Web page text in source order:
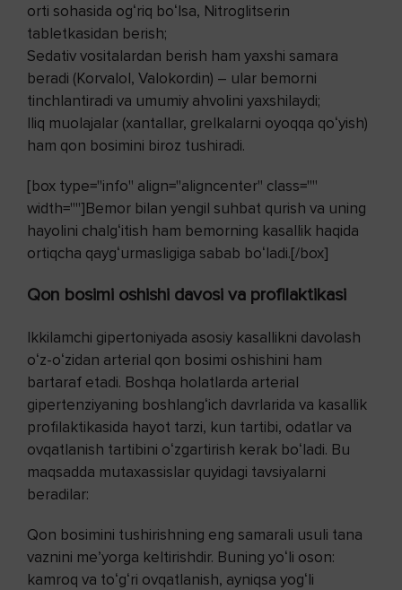
orti sohasida ogʻriq boʻlsa, Nitroglitserin
tabletkasidan berish;
Sedativ vositalardan berish ham yaxshi samara
beradi (Korvalol, Valokordin) – ular bemorni
tinchlantiradi va umumiy ahvolini yaxshilaydi;
Iliq muolajalar (xantallar, grelkalarni oyoqqa qoʻyish)
ham qon bosimini biroz tushiradi.
[box type="info" align="aligncenter" class=""
width=""]Bemor bilan yengil suhbat qurish va uning
hayolini chalgʻitish ham bemorning kasallik haqida
ortiqcha qaygʻurmasligiga sabab boʻladi.[/box]
Qon bosimi oshishi davosi va profilaktikasi
Ikkilamchi gipertoniyada asosiy kasallikni davolash
oʻz-oʻzidan arterial qon bosimi oshishini ham
bartaraf etadi. Boshqa holatlarda arterial
gipertenziyaning boshlangʻich davrlarida va kasallik
profilaktikasida hayot tarzi, kun tartibi, odatlar va
ovqatlanish tartibini oʻzgartirish kerak boʻladi. Bu
maqsadda mutaxassislar quyidagi tavsiyalarni
beradilar:
Qon bosimini tushirishning eng samarali usuli tana
vaznini meʼyorga keltirishdir. Buning yoʻli oson:
kamroq va toʻgʻ​ri ovqatlanish, ayniqsa yogʻli